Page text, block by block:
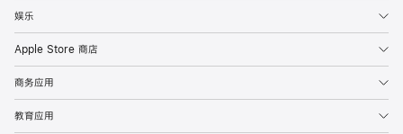
娱乐
Apple Store 商店
商务应用
教育应用